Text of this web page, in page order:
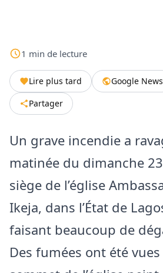
1 min de lecture
Lire plus tard Google News
Partager
Un grave incendie a
matinée du dimanche
siège de l’église
Ikeja, dans l’État de
faisant beaucoup de
Des fumées ont été vues